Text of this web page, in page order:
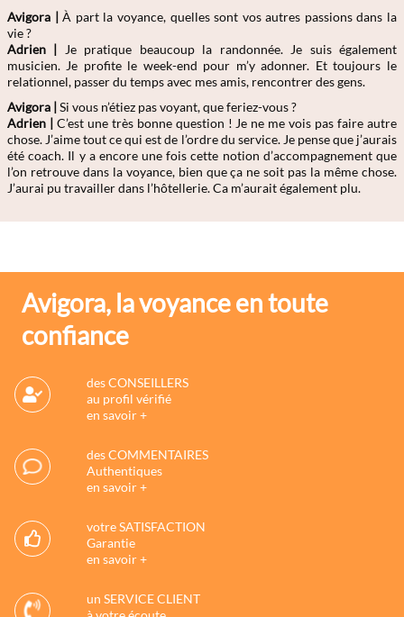
Avigora | À part la voyance, quelles sont vos autres passions dans la
vie ?
Adrien | Je pratique beaucoup la randonnée. Je suis également
musicien. Je profite le week-end pour m’y adonner. Et toujours le
relationnel, passer du temps avec mes amis, rencontrer des gens.
Avigora | Si vous n’étiez pas voyant, que feriez-vous ?
Adrien | C’est une très bonne question ! Je ne me vois pas faire autre
chose. J’aime tout ce qui est de l’ordre du service. Je pense que j’aurais
été coach. Il y a encore une fois cette notion d’accompagnement que
l’on retrouve dans la voyance, bien que ça ne soit pas la même chose.
J’aurai pu travailler dans l’hôtellerie. Ca m’aurait également plu.
Avigora, la voyance en toute
confiance
des CONSEILLERS
au profil vérifié
en savoir +
des COMMENTAIRES
Authentiques
en savoir +
votre SATISFACTION
Garantie
en savoir +
un SERVICE CLIENT